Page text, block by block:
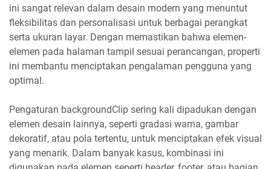
ini sangat relevan dalam desain modern yang menuntut
fleksibilitas dan personalisasi untuk berbagai perangkat
serta ukuran layar. Dengan memastikan bahwa elemen-
elemen pada halaman tampil sesuai perancangan, properti
ini membantu menciptakan pengalaman pengguna yang
optimal.
Pengaturan backgroundClip sering kali dipadukan dengan
elemen desain lainnya, seperti gradasi warna, gambar
dekoratif, atau pola tertentu, untuk menciptakan efek visual
yang menarik. Dalam banyak kasus, kombinasi ini